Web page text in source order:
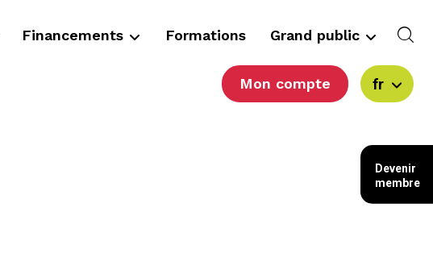
Financements Formations Grand public
Mon compte fr
Devenir
membre